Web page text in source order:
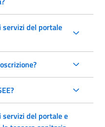
servizi del portale
servizi del portale e